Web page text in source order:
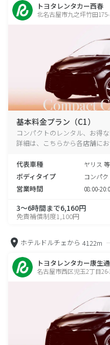
トヨタレンタカー西春
北名古屋市九之坪竹田
基本料金プラン（C1）
コンパクトのレンタル、お得
詳細は、こちらから各店舗にお
代表車種 ヤリス 等
ボディタイプ コンパク
営業時間 08:00-
3～6時間まで6,160円
免責補償制度1,100円
ホテルドルチェから 4122m
トヨタレンタカー康生通
名古屋市西区児玉2丁目